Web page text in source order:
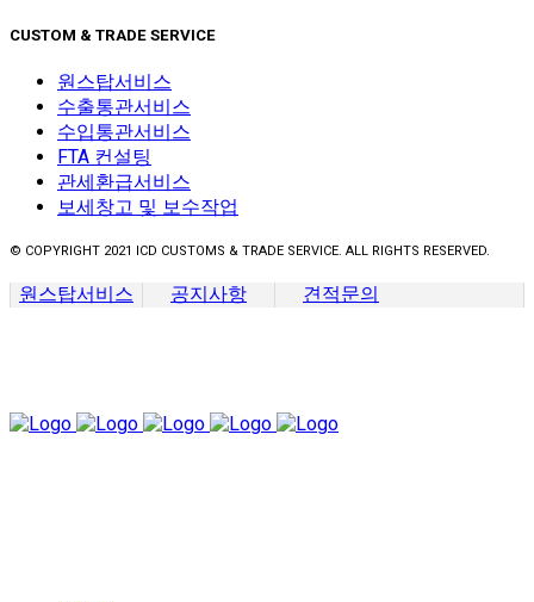
CUSTOM & TRADE SERVICE
원스탑서비스
수출통관서비스
수입통관서비스
FTA 컨설팅
관세환급서비스
보세창고 및 보수작업
© COPYRIGHT 2021 ICD CUSTOMS & TRADE SERVICE. ALL RIGHTS RESERVED.
원스탑서비스 공지사항 견적문의